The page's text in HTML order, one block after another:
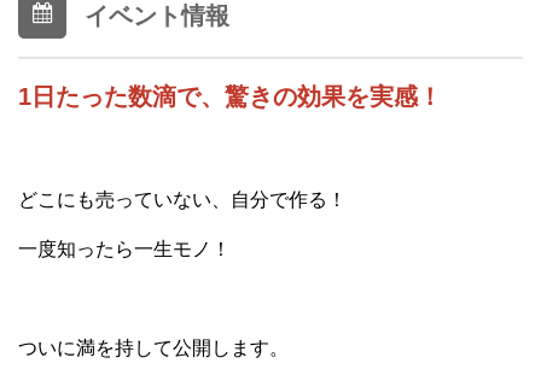
イベント情報
1日たった数滴で、驚きの効果を実感！
どこにも売っていない、自分で作る！
一度知ったら一生モノ！
ついに満を持して公開します。